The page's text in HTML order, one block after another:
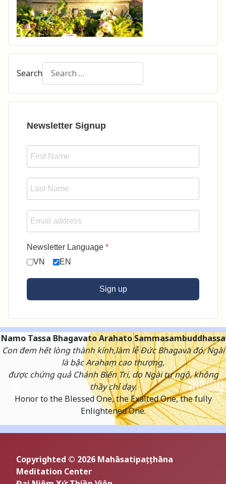
Search
Type 2 or more characters for results.
Newsletter Signup
Newsletter Language *
VN
EN
Sign up
Namo Tassa Bhagavato Arahato Sammasambuddhassa
Con đem hết lòng thành kính,làm lễ Đức Bhagavā đó, Ngài
là bậc Arahaṃ cao thượng,
được chứng quả Chánh Biến Tri, do Ngài tự ngộ, không
thầy chỉ dạy.
Honor to the Blessed One, the Exalted One, the fully
Enlightened One.
Copyrighted © 2026 Mahāsatipaṭṭhāna
Meditation Center